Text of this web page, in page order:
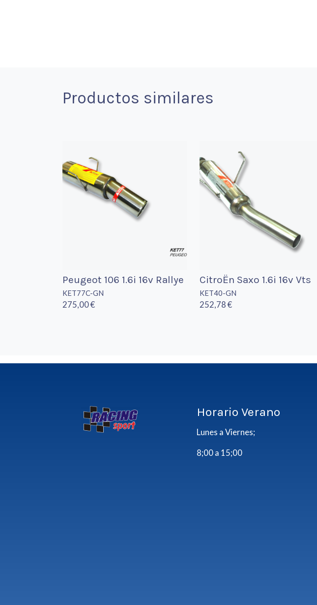
Productos similares
Peugeot 106 1.6i 16v Rallye
KET77C-GN
275,00 €
CitroËn Saxo 1.6i 16v Vts
KET40-GN
252,78 €
Horario Verano
Lunes a Viernes;
8;00 a 15;00